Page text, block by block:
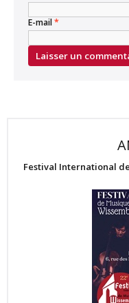
E-mail*
Festival International